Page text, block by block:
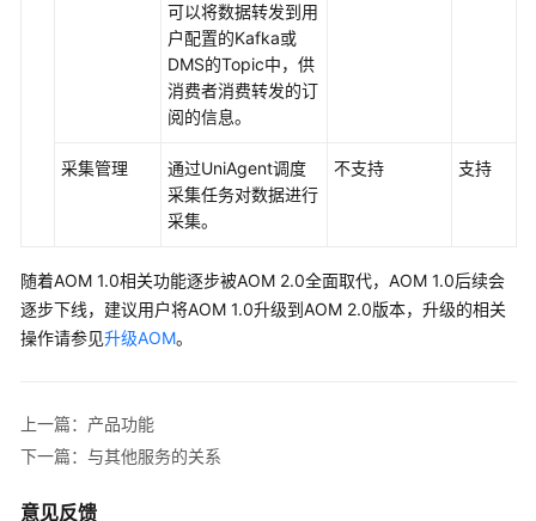
声
费
说
明
入
门
用
可以将数据转发到用
户配置的Kafka或
DMS的Topic中，供
消费者消费转发的订
阅的信息。
采集管理
通过UniAgent调度
采集任务对数据进行
采集。
不支持 支持
随着AOM 1.0相关功能逐步被AOM 2.0全面取代，AOM 1.0后续会
逐步下线，建议用户将AOM 1.0升级到AOM 2.0版本，升级的相关
操作请参见升级AOM。
上一篇：产品功能
下一篇：与其他服务的关系
意见反馈